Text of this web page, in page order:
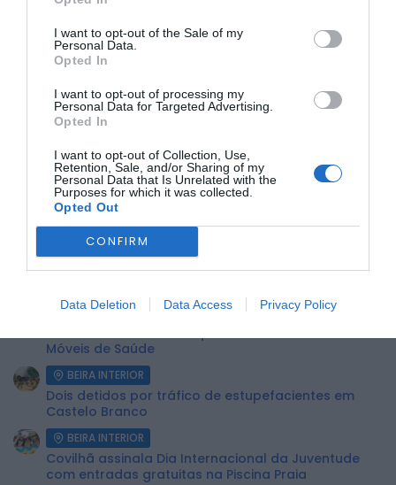
I want to opt-out of the Sale of my
Personal Data.
Opted In
I want to opt-out of processing my
Personal Data for Targeted Advertising.
Opted In
I want to opt-out of Collection, Use,
Retention, Sale, and/or Sharing of my
Personal Data that Is Unrelated with the
Purposes for which it was collected.
Opted Out
CONFIRM
Data Deletion Data Access Privacy Policy
A iniciativa, integrada no Mercado de Natal, é
os amantes da gastronomia e dos produtos tradicionais
portugueses.
versatilidade do azeite nesta tarde especial!
ÚLTIMA HORA:
BEIRA INTERIOR
Centum Cellas entra na fase decisiva das Novas 7
BEIRA INTERIOR
Móveis de Saúde
BEIRA INTERIOR
Dois detidos por tráfico de estupefacientes em
Castelo Branco
BEIRA INTERIOR
Covilhã assinala Dia Internacional da Juventude
com entradas gratuitas na Piscina Praia